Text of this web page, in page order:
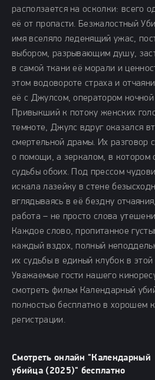
расползается на осколки: всего
её от пропасти. Безжалостный
имя вселяло леденящий ужас,
выбором, разрывающим душу,
в самой ткани её морали и
этом водовороте страха и
её с Джулсом, оператором
Привыкший к потоку женских
темноте, Джулс вдруг оказался
смертельной драмы. Их разговор
о помощи, а зеркалом, в котором
судьбы обоих. Под прессом
искала лазейку в стене
вглядываясь в её бездну
работа – не просто слова
Каждое слово, пропитанное
каждый вздох, полный
их судьбы в единый клубок в этой
Уважаемые гости нашего
смотреть фильм Календарный
полностью бесплатно в хорошем
регистрации.
Смотреть онлайн "Календарный
убийца (2025)" бесплатно